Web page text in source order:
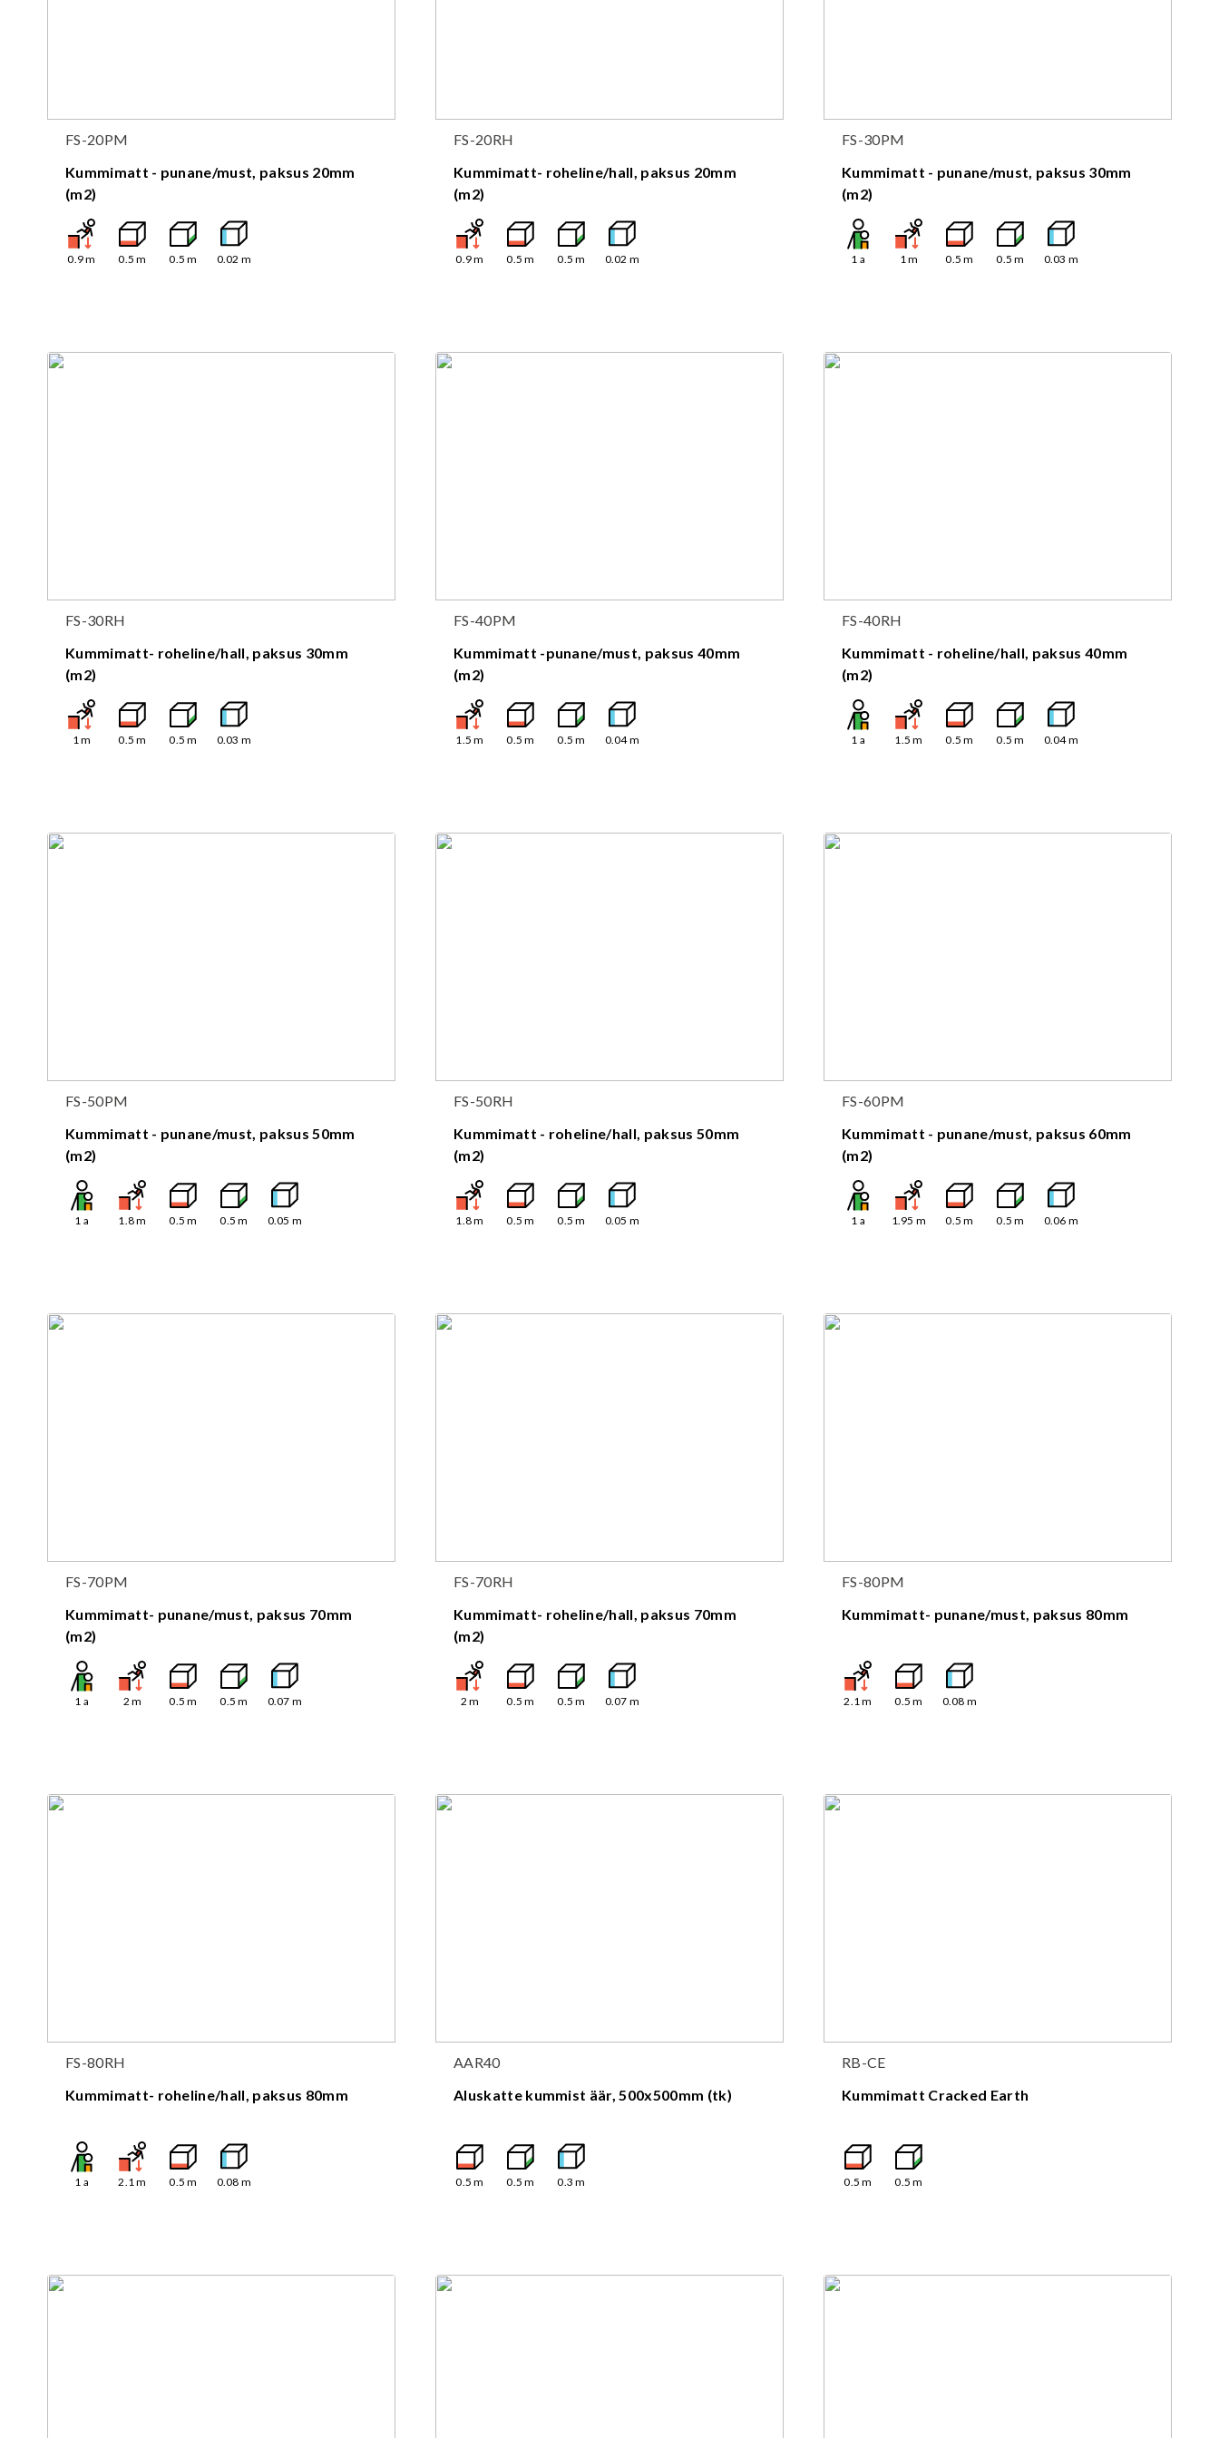
FS-20PM
Kummimatt - punane/must, paksus 20mm
(m2)
0.9m 0.5 m 0.5 m 0.02 m
FS-20RH
Kummimatt- roheline/hall, paksus 20mm
(m2)
0.9m 0.5 m 0.5 m 0.02 m
FS-30PM
Kummimatt - punane/must, paksus 30mm
(m2)
1 a 1m 0.5 m 0.5 m 0.03 m
FS-30RH
Kummimatt- roheline/hall, paksus 30mm
(m2)
1m 0.5 m 0.5 m 0.03 m
FS-40PM
Kummimatt -punane/must, paksus 40mm
(m2)
1.5 m 0.5 m 0.5 m 0.04m
FS-40RH
Kummimatt - roheline/hall, paksus 40mm
(m2)
1 a 1.5 m 0.5 m 0.5 m 0.04m
FS-50PM
Kummimatt - punane/must, paksus 50mm
(m2)
1 a 1.8m 0.5 m 0.5 m 0.05 m
FS-50RH
Kummimatt - roheline/hall, paksus 50mm
(m2)
1.8m 0.5 m 0.5 m 0.05 m
FS-60PM
Kummimatt - punane/must, paksus 60mm
(m2)
1 a 1.95 m 0.5 m 0.5 m 0.06 m
FS-70PM
Kummimatt- punane/must, paksus 70mm
(m2)
1 a 2 m 0.5 m 0.5 m 0.07 m
FS-70RH
Kummimatt- roheline/hall, paksus 70mm
(m2)
2 m 0.5 m 0.5 m 0.07 m
FS-80PM
Kummimatt- punane/must, paksus 80mm
2.1m 0.5 m 0.08 m
FS-80RH
Kummimatt- roheline/hall, paksus 80mm
1 a 2.1m 0.5 m 0.08 m
AAR40
Aluskatte kummist äär, 500x500mm (tk)
0.5 m 0.5 m 0.3 m
RB-CE
Kummimatt Cracked Earth
0.5 m 0.5 m